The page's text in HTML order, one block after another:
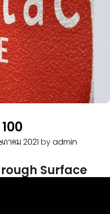
าคม 2021 byadmin
Surface